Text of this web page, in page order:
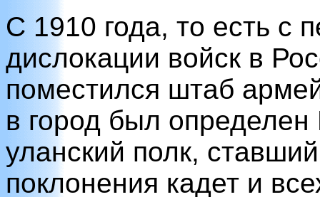
С 1910 года, то есть с
дислокации войск в
поместился штаб
в город был определен
уланский полк,
поклонения кадет и